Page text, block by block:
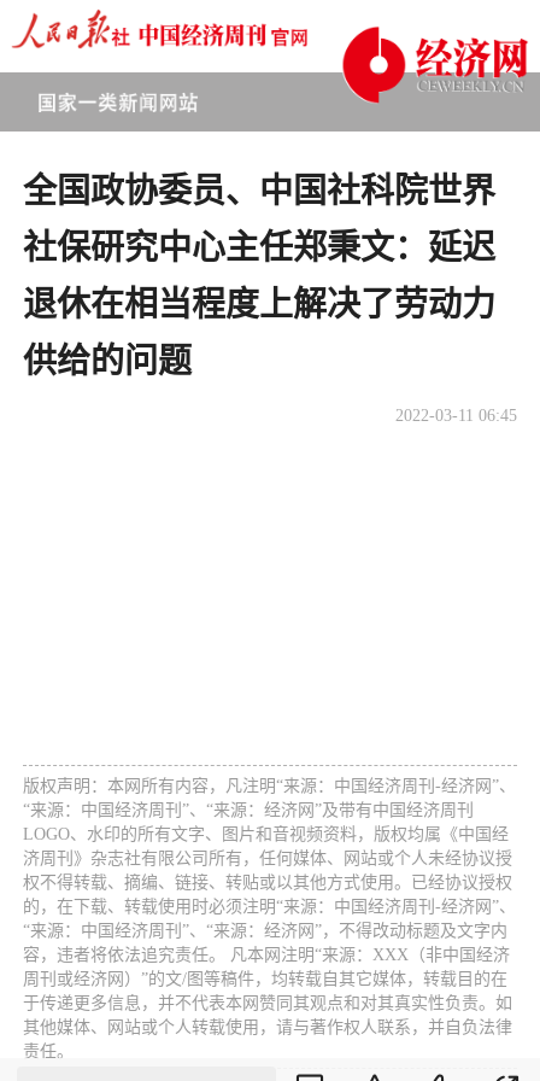
全国政协委员、中国社科院世界
社保研究中心主任郑秉文：延迟
退休在相当程度上解决了劳动力
供给的问题
2022-03-11 06:45
版权声明：本网所有内容，凡注明“来源：中国经济周刊-经济网”、
“来源：中国经济周刊”、“来源：经济网”及带有中国经济周刊
LOGO、水印的所有文字、图片和音视频资料，版权均属《中国经
济周刊》杂志社有限公司所有，任何媒体、网站或个人未经协议授
权不得转载、摘编、链接、转贴或以其他方式使用。已经协议授权
的，在下载、转载使用时必须注明“来源：中国经济周刊-经济网”、
“来源：中国经济周刊”、“来源：经济网”，不得改动标题及文字内
容，违者将依法追究责任。 凡本网注明“来源：XXX（非中国经济
周刊或经济网）”的文/图等稿件，均转载自其它媒体，转载目的在
于传递更多信息，并不代表本网赞同其观点和对其真实性负责。如
其他媒体、网站或个人转载使用，请与著作权人联系，并自负法律
责任。